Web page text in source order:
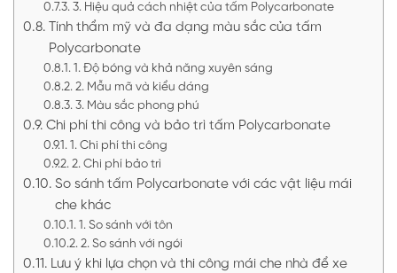
3. Hiệu quả cách nhiệt của tấm Polycarbonate
Tính thẩm mỹ và đa dạng màu sắc của tấm
Polycarbonate
1. Độ bóng và khả năng xuyên sáng
2. Mẫu mã và kiểu dáng
3. Màu sắc phong phú
Chi phí thi công và bảo trì tấm Polycarbonate
1. Chi phí thi công
2. Chi phí bảo trì
So sánh tấm Polycarbonate với các vật liệu mái
che khác
1. So sánh với tôn
2. So sánh với ngói
Lưu ý khi lựa chọn và thi công mái che nhà để xe